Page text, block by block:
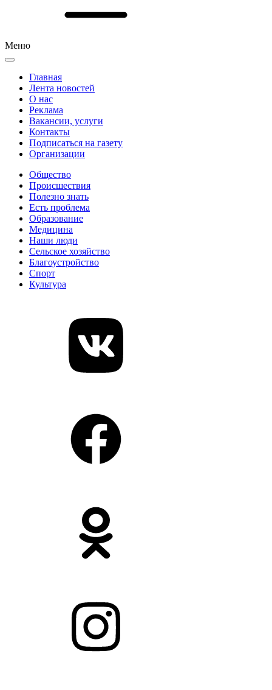
Меню
Главная
Лента новостей
О нас
Реклама
Вакансии, услуги
Контакты
Подписаться на газету
Организации
Общество
Происшествия
Полезно знать
Есть проблема
Образование
Медицина
Наши люди
Сельское хозяйство
Благоустройство
Спорт
Культура